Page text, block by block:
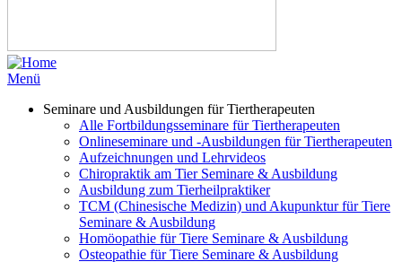
Menü
Seminare und Ausbildungen für Tiertherapeuten
Alle Fortbildungsseminare für Tiertherapeuten
Onlineseminare und -Ausbildungen für Tiertherapeuten
Aufzeichnungen und Lehrvideos
Chiropraktik am Tier Seminare & Ausbildung
Ausbildung zum Tierheilpraktiker
TCM (Chinesische Medizin) und Akupunktur für Tiere
Seminare & Ausbildung
Homöopathie für Tiere Seminare & Ausbildung
Osteopathie für Tiere Seminare & Ausbildung